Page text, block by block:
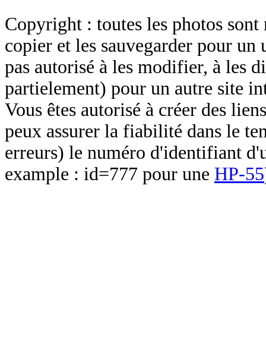
Copyright : toutes les photos sont
copier et les sauvegarder pour un
pas autorisé à les modifier, à les
partielement) pour un autre site
Vous êtes autorisé à créer des
peux assurer la fiabilité dans le
erreurs) le numéro d'identifiant
example : id=777 pour une HP-55